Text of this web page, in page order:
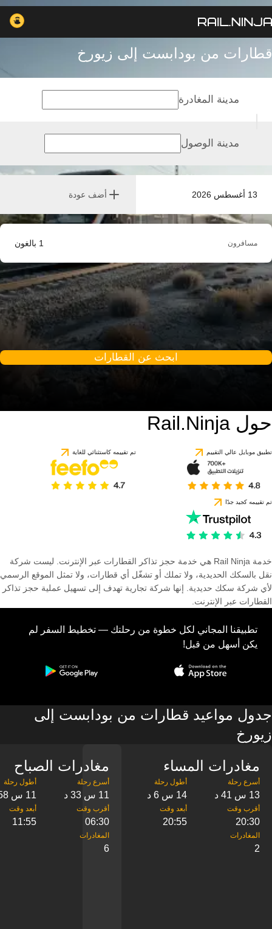
قطارات من بودابست إلى زيورخ
13 أغسطس 2026 أضف عودة
مدينة المغادرة
مدينة الوصول
مسافرون 1 بالغون
ابحث عن القطارات
حول Rail.Ninja
تطبيق موبايل عالي التقييم تم تقييمه كاستثنائي للغاية
تم تقييمه كجيد جدًا
خدمة Rail Ninja هي خدمة حجز تذاكر القطارات عبر الإنترنت. ليست شركة
نقل بالسكك الحديدية، ولا تملك أو تشغّل أي قطارات، ولا تمثل الموقع الرسمي
لأي شركة سكك حديدية. إنها شركة تجارية تهدف إلى تسهيل عملية حجز تذاكر
القطارات عبر الإنترنت.
تطبيقنا المجاني لكل خطوة من رحلتك — تخطيط السفر لم
يكن أسهل من قبل!
جدول مواعيد قطارات من بودابست إلى
زيورخ
مغادرات المساء
13 س 41 د 14 س 6 د
20:30
20:55
2
مغادرات الصباح
11 س 33 د 11 س 58 د
06:30
11:55
6